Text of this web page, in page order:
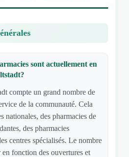
sont actuellement en
compte un grand nombre de
de la communauté. Cela
nationales, des pharmacies de
des pharmacies
centres spécialisés. Le nombre
fonction des ouvertures et